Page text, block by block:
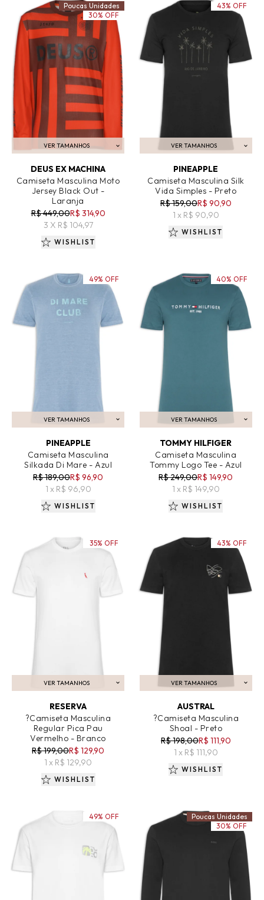
VER TAMANHOS
ADICIONAR AO CARRINHO
DEUS EX MACHINA
Camiseta Masculina Moto
Jersey Black Out -
Laranja
R$ 449,00R$ 314,90
3 X R$ 104,97
Poucas Unidades
30% OFF
WISHLIST
VER TAMANHOS
ADICIONAR AO CARRINHO
PINEAPPLE
Camiseta Masculina Silk
Vida Simples - Preto
R$ 159,00R$ 90,90
1 x R$ 90,90
43% OFF
WISHLIST
VER TAMANHOS
ADICIONAR AO CARRINHO
PINEAPPLE
Camiseta Masculina
Silkada Di Mare - Azul
R$ 189,00R$ 96,90
1 x R$ 96,90
49% OFF
WISHLIST
VER TAMANHOS
ADICIONAR AO CARRINHO
TOMMY HILFIGER
Camiseta Masculina
Tommy Logo Tee - Azul
R$ 249,00R$ 149,90
1 x R$ 149,90
40% OFF
WISHLIST
VER TAMANHOS
ADICIONAR AO CARRINHO
RESERVA
?Camiseta Masculina
Regular Pica Pau
Vermelho - Branco
R$ 199,00R$ 129,90
1 x R$ 129,90
35% OFF
WISHLIST
VER TAMANHOS
ADICIONAR AO CARRINHO
AUSTRAL
?Camiseta Masculina
Shoal - Preto
R$ 198,00R$ 111,90
1 x R$ 111,90
43% OFF
WISHLIST
49% OFF
Poucas Unidades
30% OFF